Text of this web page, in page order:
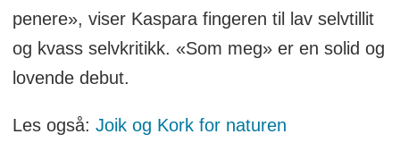
penere», viser Kaspara fingeren til lav selvtillit
og kvass selvkritikk. «Som meg» er en solid og
lovende debut.
Les også: Joik og Kork for naturen